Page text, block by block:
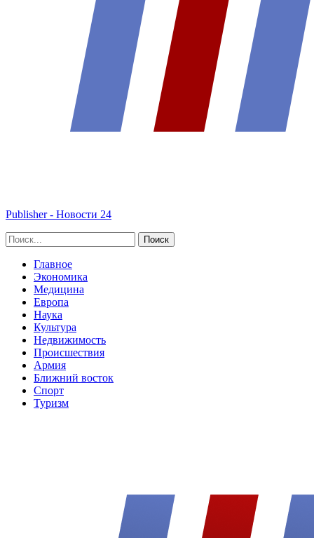
Publisher - Новости 24
Главное
Экономика
Медицина
Европа
Наука
Культура
Недвижимость
Происшествия
Армия
Ближний восток
Спорт
Туризм